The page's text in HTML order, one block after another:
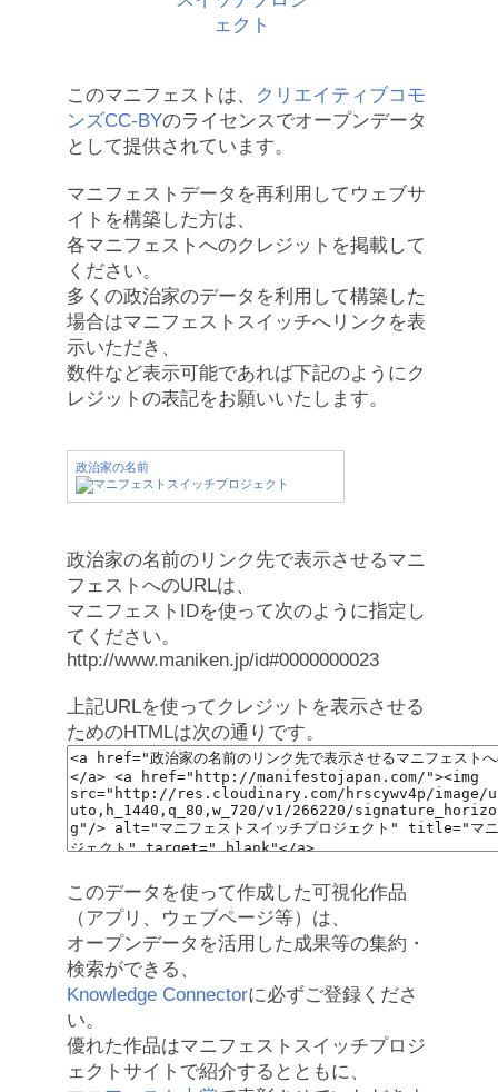
このマニフェストは、
クリエイティブコモ
ンズCC-BYのライセンスでオープンデータ
として提供されています。
マニフェストデータを再利用してウェブサ
イトを構築した方は、
各マニフェストへのクレジットを掲載して
ください。
多くの政治家のデータを利用して構築した
場合はマニフェストスイッチへリンクを表
示いただき、
数件など表示可能であれば下記のようにク
レジットの表記をお願いいたします。
政治家の名前
政治家の名前のリンク先で表示させるマニ
フェストへのURLは、
マニフェストIDを使って次のように指定し
てください。
http://www.maniken.jp/id#0000000023
上記URLを使ってクレジットを表示させる
ためのHTMLは次の通りです。
このデータを使って作成した可視化作品
（アプリ、ウェブページ等）は、
オープンデータを活用した成果等の集約・
検索ができる、
Knowledge Connectorに必ずご登録くださ
い。
優れた作品はマニフェストスイッチプロジ
ェクトサイトで紹介するとともに、